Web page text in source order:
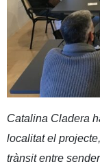
Catalina Cladera
localitat el
trànsit entre